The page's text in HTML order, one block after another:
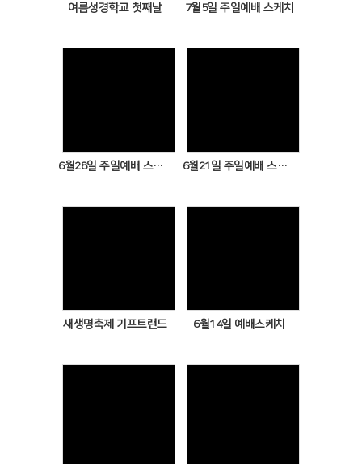
여름성경학교 첫째날 7월5일 주일예배 스케치
6월28일 주일예배 스케치 6월21일 주일예배 스케치
새생명축제 기프트랜드 6월14일 예배스케치